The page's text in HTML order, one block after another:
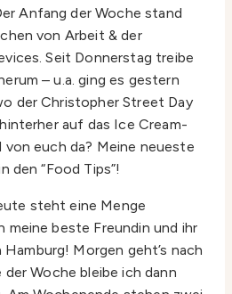
Anfang der Woche stand
von Arbeit & der
Seit Donnerstag treibe
– u.a. ging es gestern
der Christopher Street Day
auf das Ice Cream-
von euch da? Meine neueste
den “Food Tips”!
steht eine Menge
meine beste Freundin und ihr
Morgen geht’s nach
der Woche bleibe ich dann